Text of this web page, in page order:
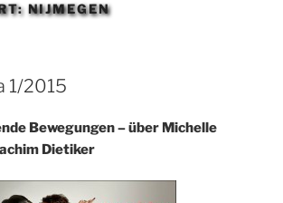
NIJMEGEN
1/2015
Bewegungen – über Michelle
Dietiker